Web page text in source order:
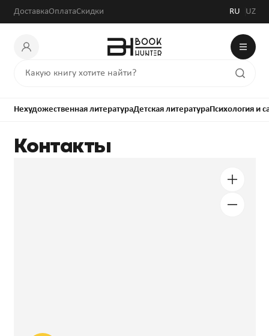
ДоставкаОплатаСкидки RU UZ
Нехудожественная литератураДетская литератураПсихология и
Контакты